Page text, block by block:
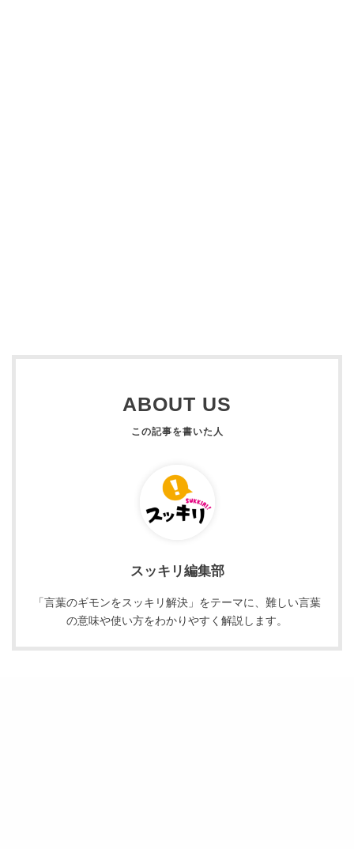
ABOUT US
スッキリ編集部
「言葉のギモンをスッキリ解決」をテーマに、難しい言葉
の意味や使い方をわかりやすく解説します。